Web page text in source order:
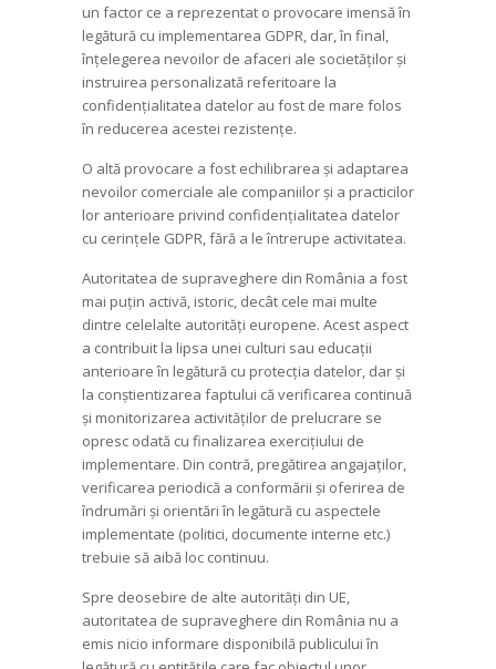
un factor ce a reprezentat o provocare imensă în
legătură cu implementarea GDPR, dar, în final,
înțelegerea nevoilor de afaceri ale societăților și
instruirea personalizată referitoare la
confidențialitatea datelor au fost de mare folos
în reducerea acestei rezistențe.
O altă provocare a fost echilibrarea și adaptarea
nevoilor comerciale ale companiilor și a practicilor
lor anterioare privind confidențialitatea datelor
cu cerințele GDPR, fără a le întrerupe activitatea.
Autoritatea de supraveghere din România a fost
mai puțin activă, istoric, decât cele mai multe
dintre celelalte autorități europene. Acest aspect
a contribuit la lipsa unei culturi sau educații
anterioare în legătură cu protecția datelor, dar și
la conștientizarea faptului că verificarea continuă
și monitorizarea activităților de prelucrare se
opresc odată cu finalizarea exercițiului de
implementare. Din contră, pregătirea angajaților,
verificarea periodică a conformării și oferirea de
îndrumări și orientări în legătură cu aspectele
implementate (politici, documente interne etc.)
trebuie să aibă loc continuu.
Spre deosebire de alte autorități din UE,
autoritatea de supraveghere din România nu a
emis nicio informare disponibilă publicului în